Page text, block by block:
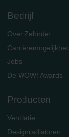
Bedrijf
Over Zehnder
Jobs
De WOW! Awards
Producten
Ventilatie
Designradiatoren